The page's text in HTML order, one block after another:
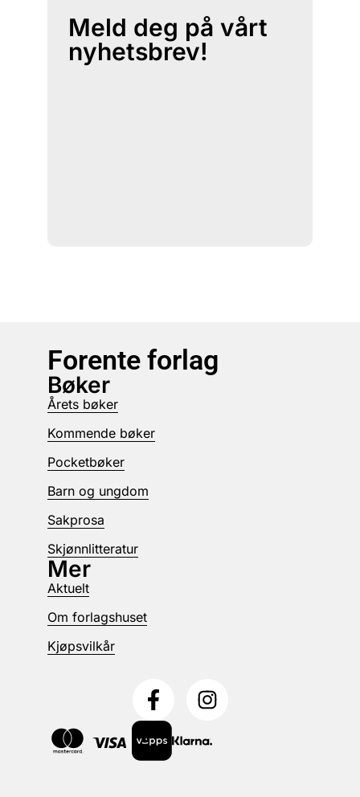
Meld deg på vårt
nyhetsbrev!
Forente forlag
Bøker
Årets bøker
Kommende bøker
Pocketbøker
Barn og ungdom
Sakprosa
Skjønnlitteratur
Mer
Aktuelt
Om forlagshuset
Kjøpsvilkår